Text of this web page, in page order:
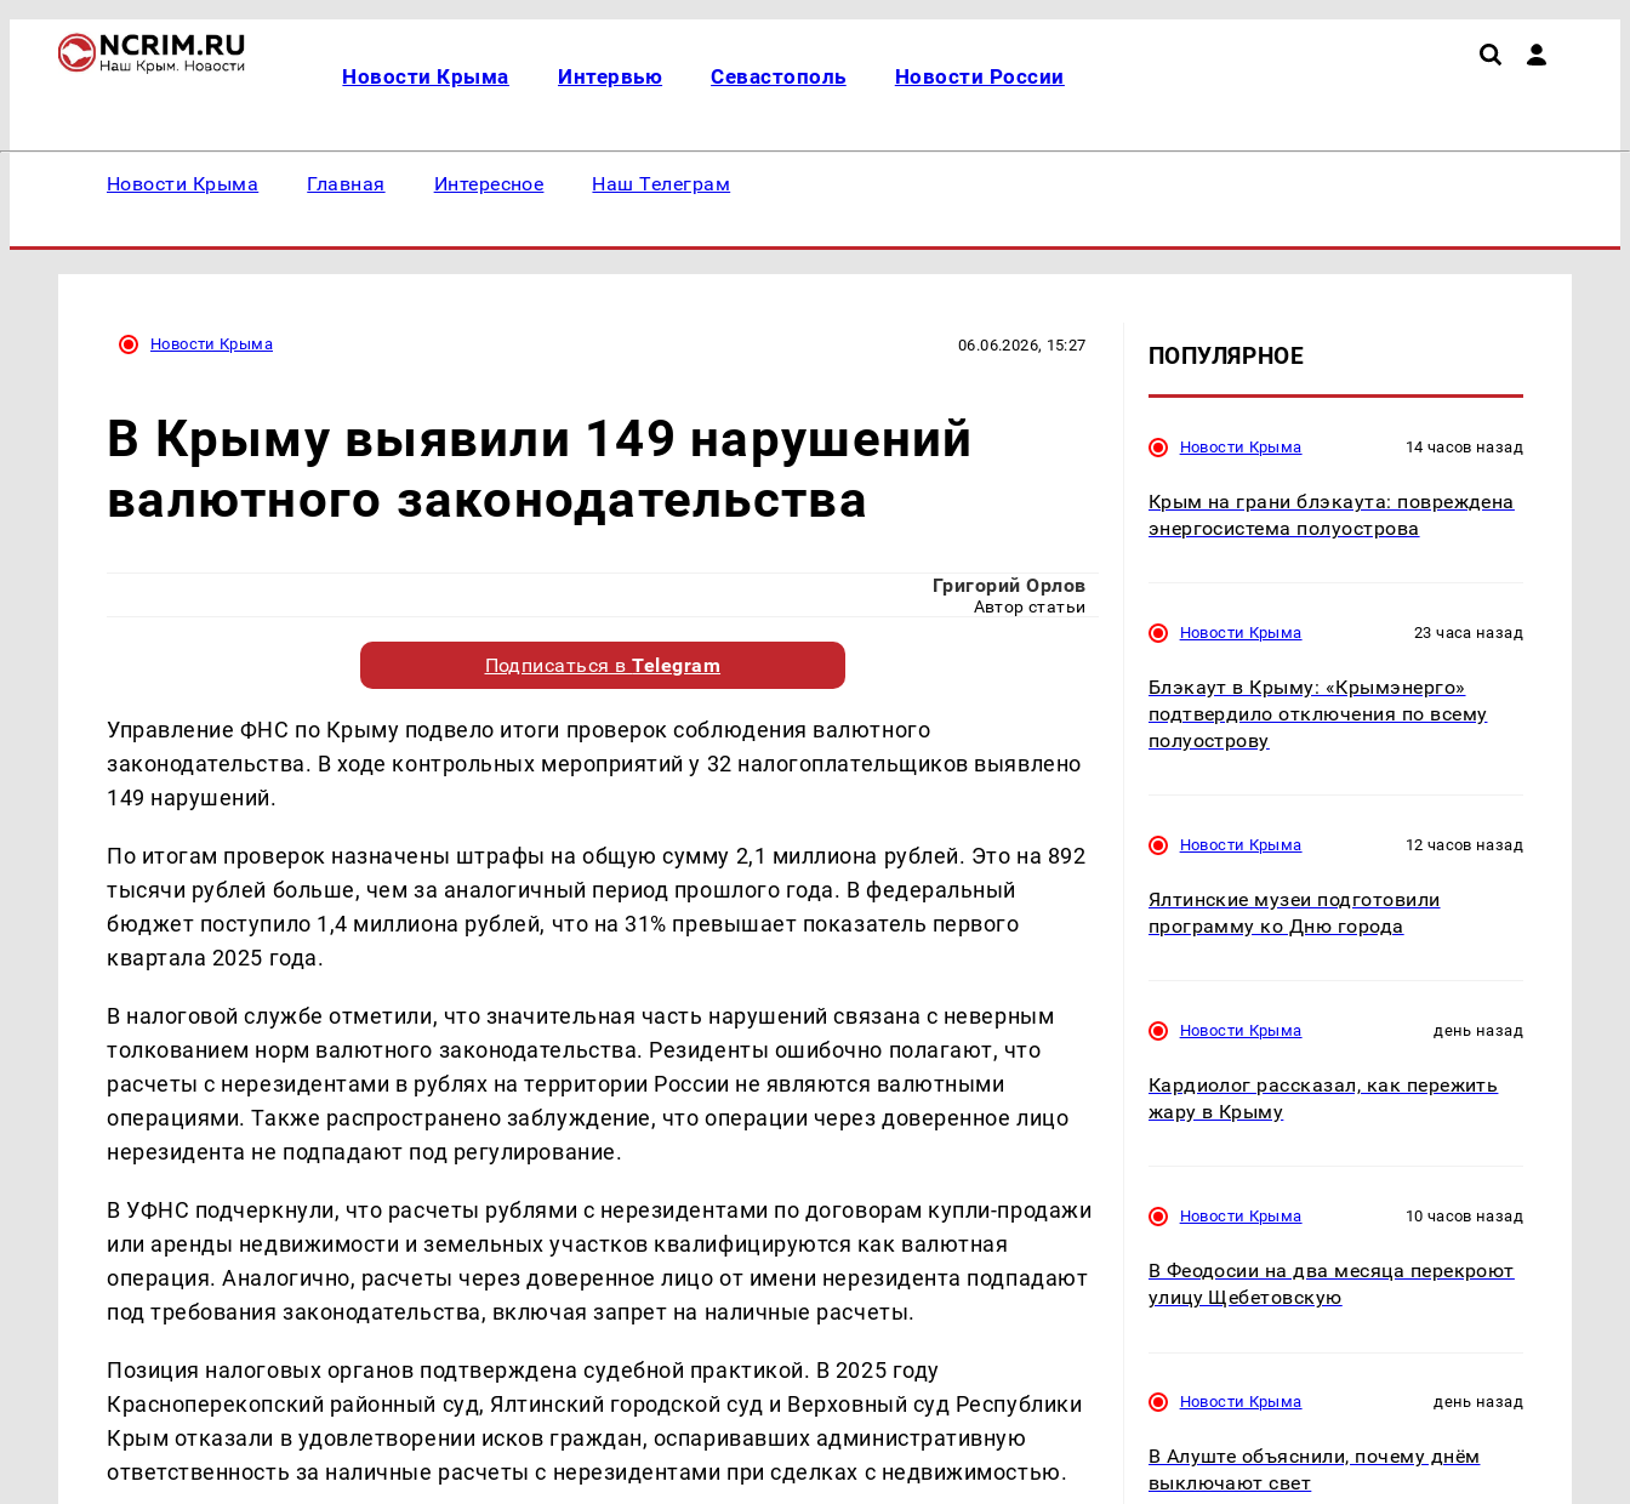
Новости Крыма Интервью Севастополь Новости России
Новости Крыма Главная Интересное Наш Телеграм
Новости Крыма 06.06.2026, 15:27
В Крыму выявили 149 нарушений
валютного законодательства
Григорий Орлов
Автор статьи
Подписаться вTelegram
Управление ФНС по Крыму подвело итоги проверок соблюдения валютного
законодательства. В ходе контрольных мероприятий у 32 налогоплательщиков выявлено
149 нарушений.
По итогам проверок назначены штрафы на общую сумму 2,1 миллиона рублей. Это на 892
тысячи рублей больше, чем за аналогичный период прошлого года. В федеральный
бюджет поступило 1,4 миллиона рублей, что на 31% превышает показатель первого
квартала 2025 года.
В налоговой службе отметили, что значительная часть нарушений связана с неверным
толкованием норм валютного законодательства. Резиденты ошибочно полагают, что
расчеты с нерезидентами в рублях на территории России не являются валютными
операциями. Также распространено заблуждение, что операции через доверенное лицо
нерезидента не подпадают под регулирование.
В УФНС подчеркнули, что расчеты рублями с нерезидентами по договорам купли-продажи
или аренды недвижимости и земельных участков квалифицируются как валютная
операция. Аналогично, расчеты через доверенное лицо от имени нерезидента подпадают
под требования законодательства, включая запрет на наличные расчеты.
Позиция налоговых органов подтверждена судебной практикой. В 2025 году
Красноперекопский районный суд, Ялтинский городской суд и Верховный суд Республики
Крым отказали в удовлетворении исков граждан, оспаривавших административную
ответственность за наличные расчеты с нерезидентами при сделках с недвижимостью.
ПОПУЛЯРНОЕ
Новости Крыма 14 часов назад
Крым на грани блэкаута: повреждена
энергосистема полуострова
Новости Крыма 23 часа назад
Блэкаут в Крыму: «Крымэнерго»
подтвердило отключения по всему
полуострову
Новости Крыма 12 часов назад
Ялтинские музеи подготовили
программу ко Дню города
Новости Крыма день назад
Кардиолог рассказал, как пережить
жару в Крыму
Новости Крыма 10 часов назад
В Феодосии на два месяца перекроют
улицу Щебетовскую
Новости Крыма день назад
В Алуште объяснили, почему днём
выключают свет